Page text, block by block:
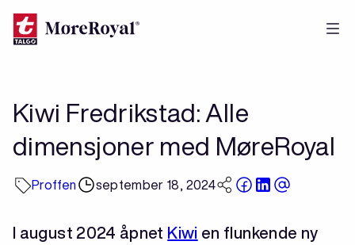
Hopp
Kiwi Fredrikstad: Alle
dimensjoner med MøreRoyal
Proffen september 18, 2024
I august 2024 åpnet Kiwi en flunkende ny